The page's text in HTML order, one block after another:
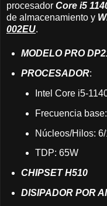
procesador Core i5
de almacenamiento y
002EU.
MODELO PRO
PROCESADOR:
Intel Core i5-
Frecuencia
Núcleos/Hilos:
TDP: 65W
CHIPSET H510
DISIPADOR POR